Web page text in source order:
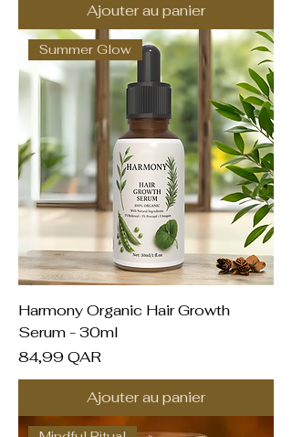
Ajouter au panier
Summer Glow
Harmony Organic Hair Growth
Serum - 30ml
Prix
84,99 QAR
Ajouter au panier